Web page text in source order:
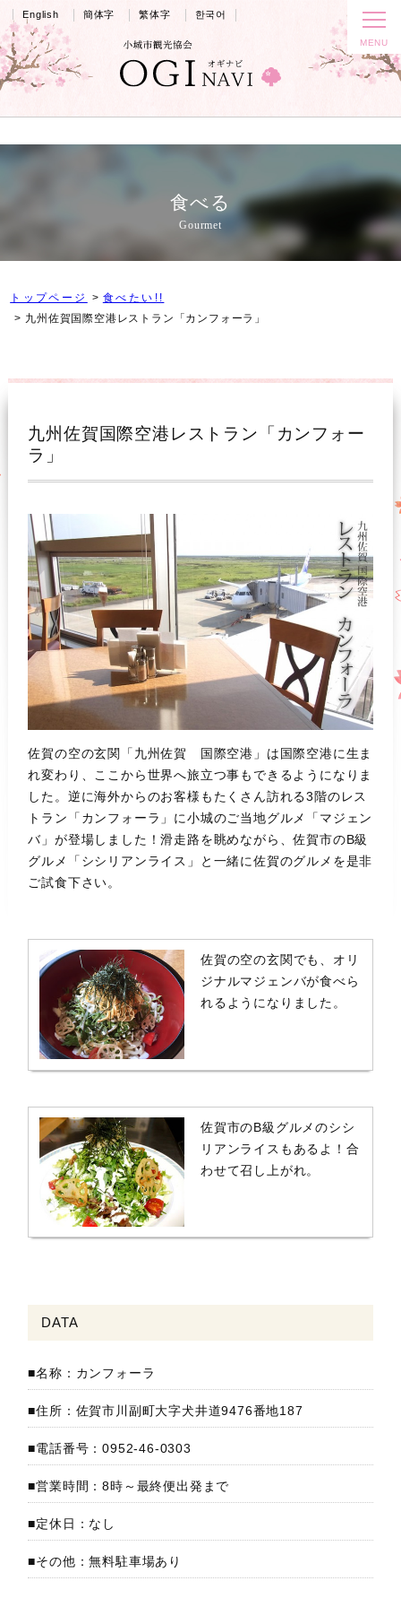
English 簡体字 繁体字 한국어
食べる
Gourmet
トップページ
食べたい!!
九州佐賀国際空港レストラン「カンフォーラ」
九州佐賀国際空港レストラン「カンフォー
ラ」
佐賀の空の玄関「九州佐賀 国際空港」は国際空港に生ま
れ変わり、ここから世界へ旅立つ事もできるようになりま
した。逆に海外からのお客様もたくさん訪れる3階のレス
トラン「カンフォーラ」に小城のご当地グルメ「マジェン
バ」が登場しました！滑走路を眺めながら、佐賀市のB級
グルメ「シシリアンライス」と一緒に佐賀のグルメを是非
ご試食下さい。
佐賀の空の玄関でも、オリ
ジナルマジェンバが食べら
れるようになりました。
佐賀市のB級グルメのシシ
リアンライスもあるよ！合
わせて召し上がれ。
DATA
名称：カンフォーラ
住所：佐賀市川副町大字犬井道9476番地187
電話番号：0952-46-0303
営業時間：8時～最終便出発まで
定休日：なし
その他：無料駐車場あり